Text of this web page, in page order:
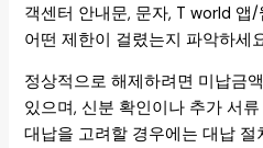
객센터 안내문, 문자, T world 앱
어떤 제한이 걸렸는지 파악하세
정상적으로 해제하려면 미납금
있으며, 신분 확인이나 추가 서
대납을 고려할 경우에는 대납